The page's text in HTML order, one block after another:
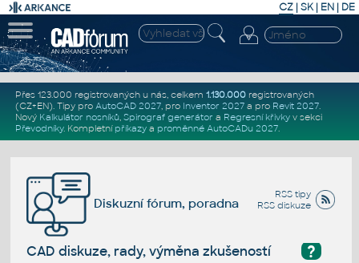
CZ | SK| EN | DE
Přes 123.000 registrovaných u nás, celkem 1.130.000registrovaných
(CZ+EN). Tipy pro AutoCAD 2027, pro Inventor 2027a pro Revit 2027.
Nový Kalkulátor nosníků, Spirograf generátor a Regresní křivkyv sekci
Převodníky. Kompletní příkazya proměnné AutoCADu 2027.
RSS tipy
RSS diskuze
Diskuzní fórum, poradna
?
CAD diskuze, rady, výměna zkušeností